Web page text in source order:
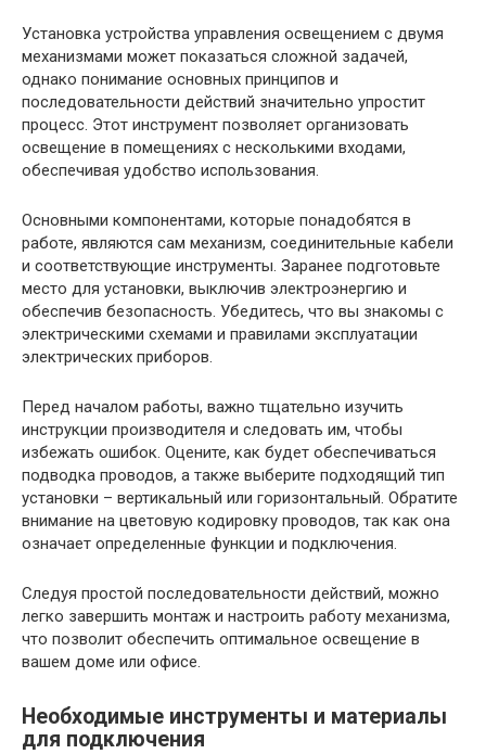
Установка устройства управления освещением с двумя
механизмами может показаться сложной задачей,
однако понимание основных принципов и
последовательности действий значительно упростит
процесс. Этот инструмент позволяет организовать
освещение в помещениях с несколькими входами,
обеспечивая удобство использования.
Основными компонентами, которые понадобятся в
работе, являются сам механизм, соединительные кабели
и соответствующие инструменты. Заранее подготовьте
место для установки, выключив электроэнергию и
обеспечив безопасность. Убедитесь, что вы знакомы с
электрическими схемами и правилами эксплуатации
электрических приборов.
Перед началом работы, важно тщательно изучить
инструкции производителя и следовать им, чтобы
избежать ошибок. Оцените, как будет обеспечиваться
подводка проводов, а также выберите подходящий тип
установки – вертикальный или горизонтальный. Обратите
внимание на цветовую кодировку проводов, так как она
означает определенные функции и подключения.
Следуя простой последовательности действий, можно
легко завершить монтаж и настроить работу механизма,
что позволит обеспечить оптимальное освещение в
вашем доме или офисе.
Необходимые инструменты и материалы
для подключения